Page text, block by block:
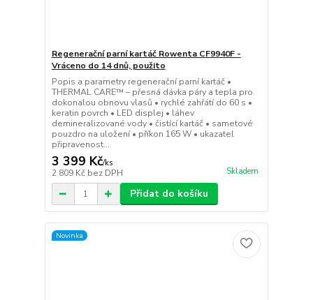
Regenerační parní kartáč Rowenta CF9940F -
Vráceno do 14 dnů, použito
Popis a parametry regenerační parní kartáč •
THERMAL CARE™ – přesná dávka páry a tepla pro
dokonalou obnovu vlasů • rychlé zahřátí do 60 s •
keratin povrch • LED displej • láhev
demineralizované vody • čistící kartáč • sametové
pouzdro na uložení • příkon 165 W • ukazatel
připravenost...
3 399 Kč/ks
2 809 Kč bez DPH Skladem
Přidat do košíku
Novinka